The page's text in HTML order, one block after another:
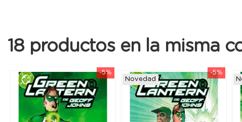
18 productos en la misma
-5%
-5%
Novedad